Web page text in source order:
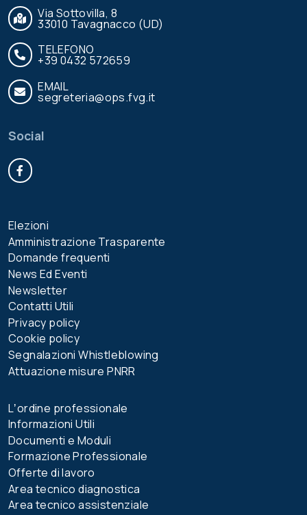
Via Sottovilla, 8
33010 Tavagnacco (UD)
TELEFONO
+39 0432 572659
EMAIL
segreteria@ops.fvg.it
Social
Elezioni
Amministrazione Trasparente
Domande frequenti
News Ed Eventi
Newsletter
Contatti Utili
Privacy policy
Cookie policy
Segnalazioni Whistleblowing
Attuazione misure PNRR
Lʼordine professionale
Informazioni Utili
Documenti e Moduli
Formazione Professionale
Offerte di lavoro
Area tecnico diagnostica
Area tecnico assistenziale